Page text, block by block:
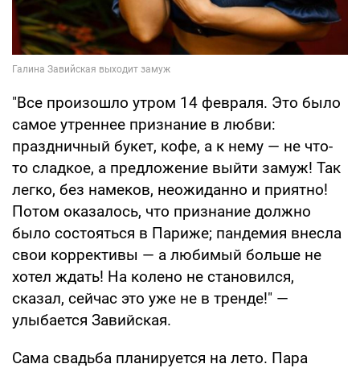
"Все произошло утром 14 февраля. Это было
самое утреннее признание в любви:
праздничный букет, кофе, а к нему — не что-
то сладкое, а предложение выйти замуж! Так
легко, без намеков, неожиданно и приятно!
Потом оказалось, что признание должно
было состояться в Париже; пандемия внесла
свои коррективы — а любимый больше не
хотел ждать! На колено не становился,
сказал, сейчас это уже не в тренде!" —
улыбается Завийская.
Сама свадьба планируется на лето. Пара